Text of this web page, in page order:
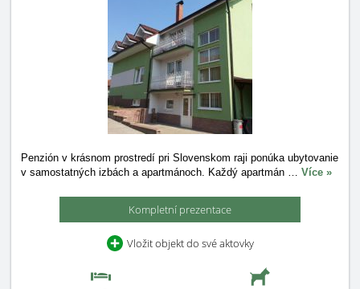
Penzión v krásnom prostredí pri Slovenskom raji ponúka ubytovanie
v samostatných izbách a apartmánoch. Každý apartmán … Více »
Kompletní prezentace
Vložit objekt do své aktovky